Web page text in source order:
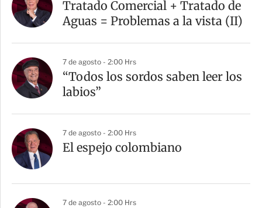
Tratado Comercial + Tratado de
Aguas = Problemas a la vista (II)
7 de agosto - 2:00 Hrs
“Todos los sordos saben leer los
labios”
7 de agosto - 2:00 Hrs
El espejo colombiano
7 de agosto - 2:00 Hrs